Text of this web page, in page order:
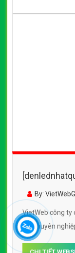
Đèn Led
SEO
By:
VietWeb công ty
led chuyên